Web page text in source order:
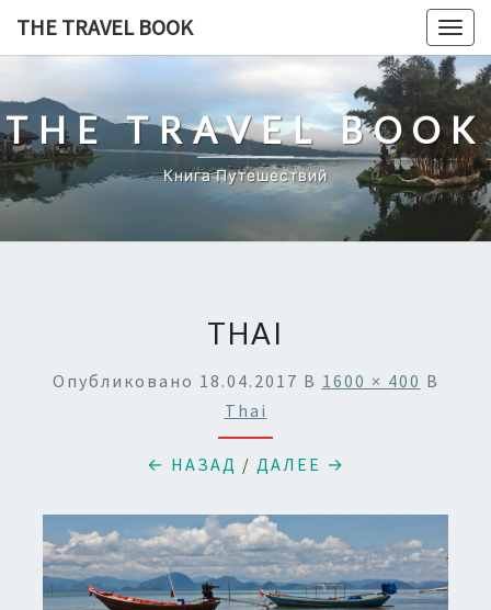
THE TRAVEL BOOK
THE TRAVEL BOOK
Книга Путешествий
THAI
Опубликовано 18.04.2017 В 1600 × 400 В
Thai
← НАЗАД / ДАЛЕЕ →